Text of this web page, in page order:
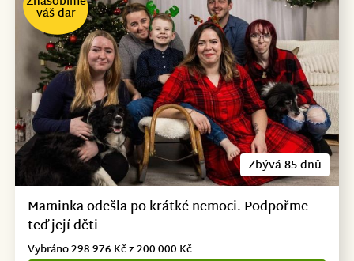
Zbývá 85 dnů
váš dar
Maminka odešla po krátké nemoci. Podpořme
teď její děti
Vybráno 298 976 Kč z 200 000 Kč